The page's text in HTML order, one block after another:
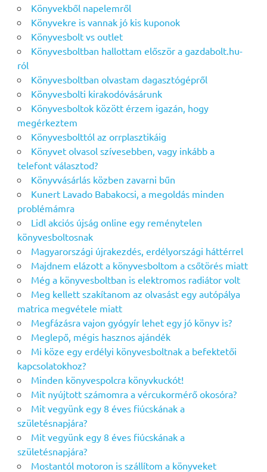
Könyvekből napelemről
Könyvekre is vannak jó kis kuponok
Könyvesbolt vs outlet
Könyvesboltban hallottam először a gazdabolt.hu-
ról
Könyvesboltban olvastam dagasztógépről
Könyvesbolti kirakodóvásárunk
Könyvesboltok között érzem igazán, hogy
megérkeztem
Könyvesbolttól az orrplasztikáig
Könyvet olvasol szívesebben, vagy inkább a
telefont választod?
Könyvvásárlás közben zavarni bűn
Kunert Lavado Babakocsi, a megoldás minden
problémámra
Lidl akciós újság online egy reménytelen
könyvesboltosnak
Magyarországi újrakezdés, erdélyországi háttérrel
Majdnem elázott a könyvesboltom a csőtörés miatt
Még a könyvesboltban is elektromos radiátor volt
Meg kellett szakítanom az olvasást egy autópálya
matrica megvétele miatt
Megfázásra vajon gyógyír lehet egy jó könyv is?
Meglepő, mégis hasznos ajándék
Mi köze egy erdélyi könyvesboltnak a befektetői
kapcsolatokhoz?
Minden könyvespolcra könyvkuckót!
Mit nyújtott számomra a vércukormérő okosóra?
Mit vegyünk egy 8 éves fiúcskának a
születésnapjára?
Mit vegyünk egy 8 éves fiúcskának a
születésnapjára?
Mostantól motoron is szállítom a könyveket